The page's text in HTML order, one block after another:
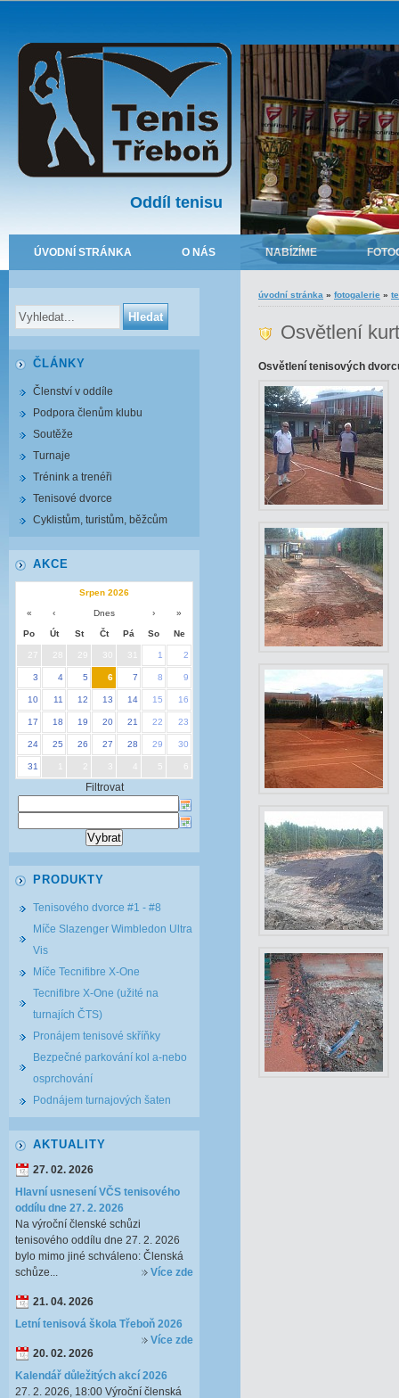
Oddíl tenisu
ÚVODNÍ STRÁNKA O NÁS NABÍZÍME
úvodní stránka » fotogalerie »
Osvětlení
Osvětlení tenisových
ČLÁNKY
Členství v oddíle
Podpora členům klubu
Soutěže
Turnaje
Trénink a trenéři
Tenisové dvorce
Cyklistům, turistům, běžcům
AKCE
Srpen 2026
« ‹ Dnes › »
Po Út St Čt Pá So Ne
27 29 30 31 1 2
3 4 5 6 7 8 9
10 11 12 13 14 15 16
17 18 19 20 21 22 23
24 25 26 27 28 29 30
31 3 5
Filtrovat
PRODUKTY
Tenisového dvorce #1 - #8
Míče Slazenger Wimbledon Ultra
Vis
Míče Tecnifibre X-One
Tecnifibre X-One (užité na
turnajích ČTS)
Pronájem tenisové skříňky
Bezpečné parkování kol a-nebo
osprchování
Podnájem turnajových šaten
AKTUALITY
27. 02. 2026
Hlavní usnesení VČS tenisového
oddílu dne 27. 2. 2026
Na výroční členské schůzi
tenisového oddílu dne 27. 2. 2026
bylo mimo jiné schváleno: Členská
schůze...
Více zde
21. 04. 2026
Letní tenisová škola Třeboň 2026
Více zde
20. 02. 2026
Kalendář důležitých akcí 2026
27. 2. 2026, 18:00 Výroční členská